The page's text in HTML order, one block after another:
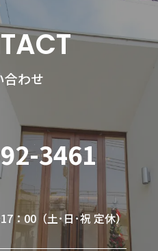
合わせ
3461
：00（土･日･祝 定休）